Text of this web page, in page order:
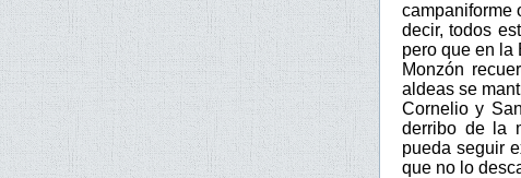
campaniforme
decir, todos
pero que en la
Monzón
aldeas se
Cornelio y
derribo de la
pueda seguir
que no lo